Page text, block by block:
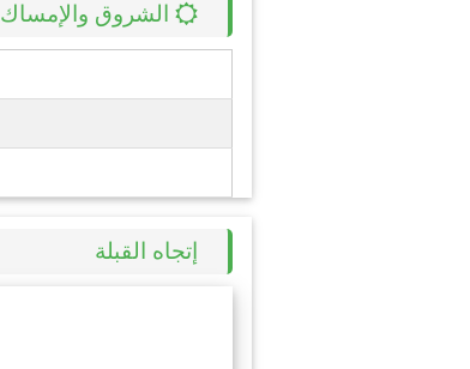
الشروق والإمساك
إتجاه القبلة